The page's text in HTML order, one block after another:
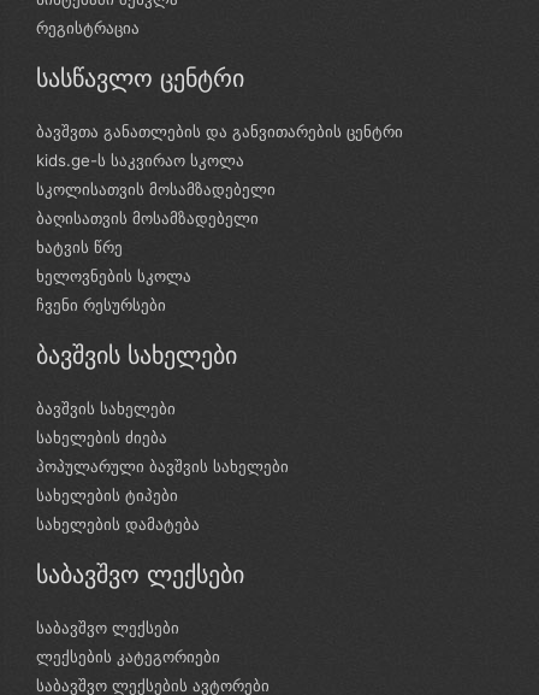
რეგისტრაცია
სასწავლო ცენტრი
ბავშვთა განათლების და განვითარების ცენტრი
kids.ge-ს საკვირაო სკოლა
სკოლისათვის მოსამზადებელი
ბაღისათვის მოსამზადებელი
ხატვის წრე
ხელოვნების სკოლა
ჩვენი რესურსები
ბავშვის სახელები
ბავშვის სახელები
სახელების ძიება
პოპულარული ბავშვის სახელები
სახელების ტიპები
სახელების დამატება
საბავშვო ლექსები
საბავშვო ლექსები
ლექსების კატეგორიები
საბავშვო ლექსების ავტორები